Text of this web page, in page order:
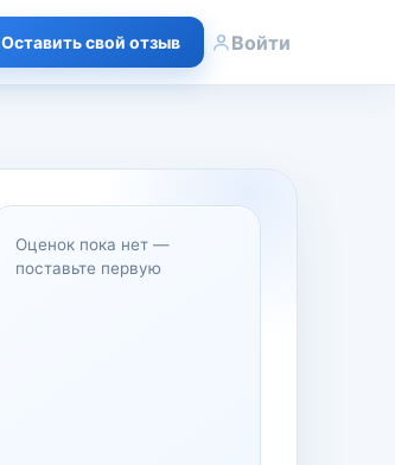
Оставить свой отзыв Войти
Оценок пока нет —
поставьте первую